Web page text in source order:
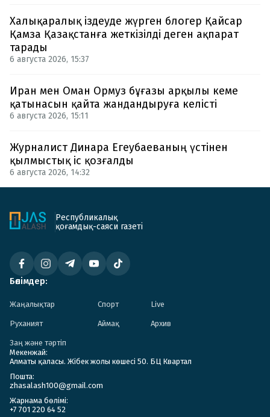
Халықаралық іздеуде жүрген блогер Қайсар
Қамза Қазақстанға жеткізілді деген ақпарат
тарады
6 августа 2026, 15:37
Иран мен Оман Ормуз бұғазы арқылы кеме
қатынасын қайта жандандыруға келісті
6 августа 2026, 15:11
Журналист Динара Егеубаеваның үстінен
қылмыстық іс қозғалды
6 августа 2026, 14:32
Республикалық
қоғамдық-саяси газеті
Бөлімдер:
Жаңалықтар Спорт Live
Руханият Аймақ Архив
Заң және тәртіп
Мекенжай:
Алматы қаласы. Жібек жолы көшесі 50. БЦ Квартал
Пошта:
zhasalash100@gmail.com
Жарнама бөлімі:
+7 701 220 64 52